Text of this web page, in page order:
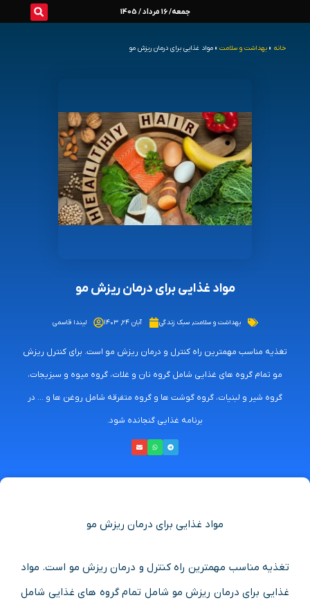
جمعه/ 16 مرداد / 1405
خانه » بهداشت و سلامت » مواد غذایی برای درمان ریزش مو
مواد غذایی برای درمان ریزش مو
بهداشت و سلامت,سبک زندگی آبان ۲۴, ۱۴۰۳ لیندا قاسمی
تغذیه مناسب مهمترین راه کنترل و درمان ریزش مو است. برای کنترل ریزش
مو تمام گروه های غذایی شامل گروه نان و غلات، گروه میوه و سبزیجات،
گروه شیر و لبنیات، گروه گوشت ها و گروه متفرقه شامل روغن ها و ... در
برنامه غذایی گنجانده شود.
مواد غذایی برای درمان ریزش مو
تغذیه مناسب مهمترین راه کنترل و درمان ریزش مو است. مواد
غذایی برای درمان ریزش مو شامل تمام گروه های غذایی شامل